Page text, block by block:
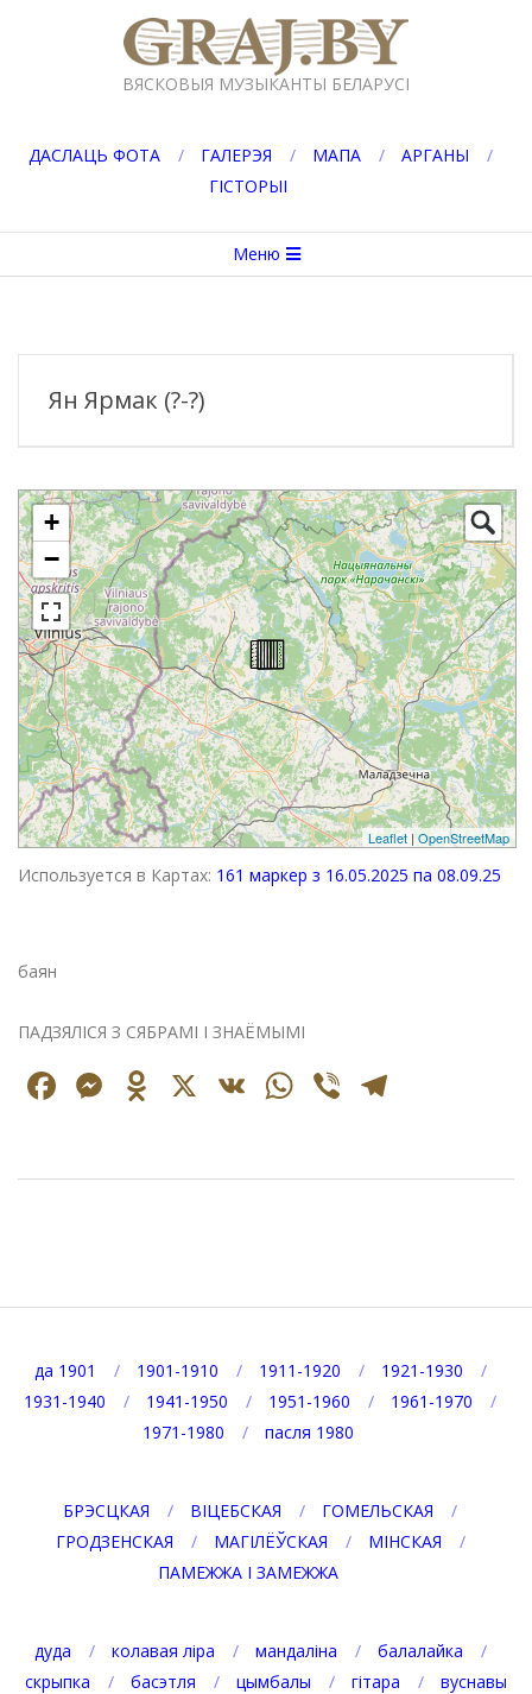
GRAJ.BY
ВЯСКОВЫЯ МУЗЫКАНТЫ БЕЛАРУСІ
ДАСЛАЦЬ ФОТА ГАЛЕРЭЯ МАПА
АРГАНЫ
ГІСТОРЫІ
меню
Меню
Ян Ярмак (?-?)
+
−
Leaflet | OpenStreetMap
Используется в Картах: 161 маркер з 16.05.2025 па 08.09.25
баян
ПАДЗЯЛІСЯ З СЯБРАМІ І ЗНАЁМЫМІ
Facebook
Messenger
Odnoklassniki
X VK WhatsApp
Viber
да 1901 1901-1910 1911-1920
1921-1930
1931-1940
1941-1950 1951-1960
1961-1970
1971-1980
пасля 1980
БРЭСЦКАЯ ВІЦЕБСКАЯ
ГОМЕЛЬСКАЯ
ГРОДЗЕНСКАЯ
МАГІЛЁЎСКАЯ
МІНСКАЯ
ПАМЕЖЖА І ЗАМЕЖЖА
дуда колавая ліра мандаліна
балалайка
скрыпка
басэтля цымбалы гітара
вуснавы